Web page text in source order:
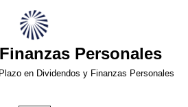
Personales
en Dividendos y Finanzas Personales